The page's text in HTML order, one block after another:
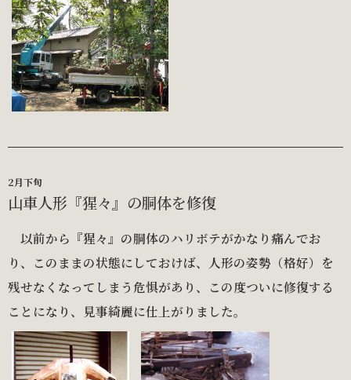
2月下旬
山車人形『猩々』の胴体を修復
以前から『猩々』の胴体のハリボテがかなり痛んでお
り、このままの状態にしておけば、人形の姿勢（格好）を
残せなくなってしまう危惧があり、この度ついに修復する
ことになり、見事綺麗に仕上がりました。